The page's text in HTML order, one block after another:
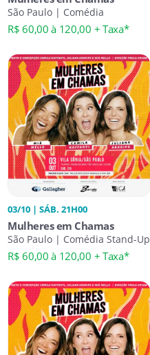
São Paulo | Comédia
R$ 60,00 à 120,00 + Taxa*
03/10 | SÁB. 21H00
Mulheres em Chamas
São Paulo | Comédia Stand-Up
R$ 60,00 à 120,00 + Taxa*